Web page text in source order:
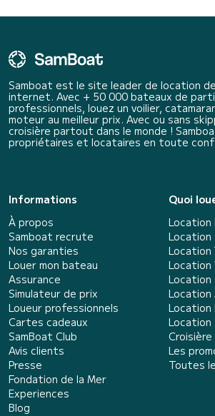
Samboat est le site leader de location
internet. Avec + 50 000 bateaux de
professionnels, louez un voilier,
moteur au meilleur prix. Avec ou sans
croisière partout dans le monde !
propriétaires et locataires en toute
Informations
À propos
Samboat recrute
Nos garanties
Louer mon bateau
Assurance
Simulateur de prix
Loueur professionnels
Cartes cadeaux
SamBoat Club
Avis clients
Presse
Fondation de la Mer
Experiences
Blog
Quoi
Location
Location
Location
Location
Location
Location
Location
Croisière
Les
Toutes